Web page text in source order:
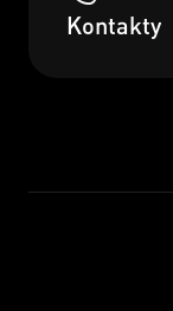
Kontakty